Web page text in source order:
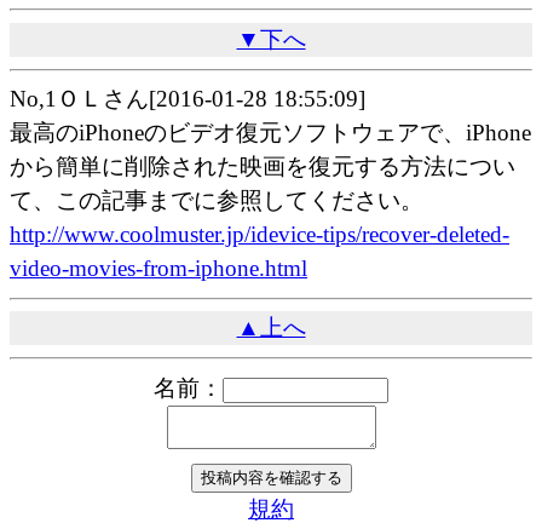
▼下へ
No,1ＯＬさん[2016-01-28 18:55:09]
最高のiPhoneのビデオ復元ソフトウェアで、iPhone
から簡単に削除された映画を復元する方法につい
て、この記事までに参照してください。
http://www.coolmuster.jp/idevice-tips/recover-deleted-
video-movies-from-iphone.html
▲上へ
名前：
規約